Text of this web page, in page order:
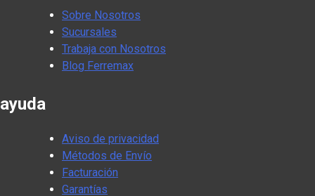
Sobre Nosotros
Sucursales
Trabaja con Nosotros
Blog Ferremax
ayuda
Aviso de privacidad
Métodos de Envío
Facturación
Garantías